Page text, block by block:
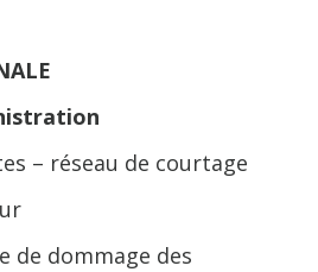
– réseau de courtage
de dommage des